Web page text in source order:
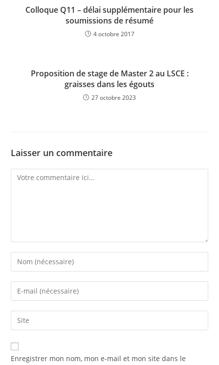
Colloque Q11 – délai supplémentaire pour les
soumissions de résumé
4 octobre 2017
Proposition de stage de Master 2 au LSCE :
graisses dans les égouts
27 octobre 2023
Laisser un commentaire
Enregistrer mon nom, mon e-mail et mon site dans le